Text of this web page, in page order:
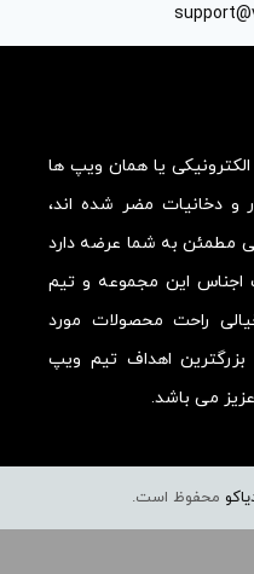
یا همان ویپ ها
و دخانیات مضر شده اند،
مطمئن به شما عرضه دارد
اجناس این مجموعه و تیم
راحت محصولات مورد
بزرگترین اهداف تیم ویپ
می باشد.
محفوظ است.